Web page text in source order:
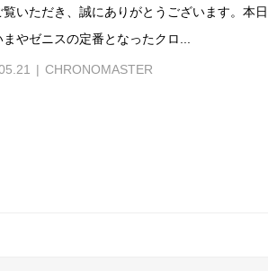
覧いただき、誠にありがとうございます。本日
まやゼニスの定番となったクロ...
CHRONOMASTER